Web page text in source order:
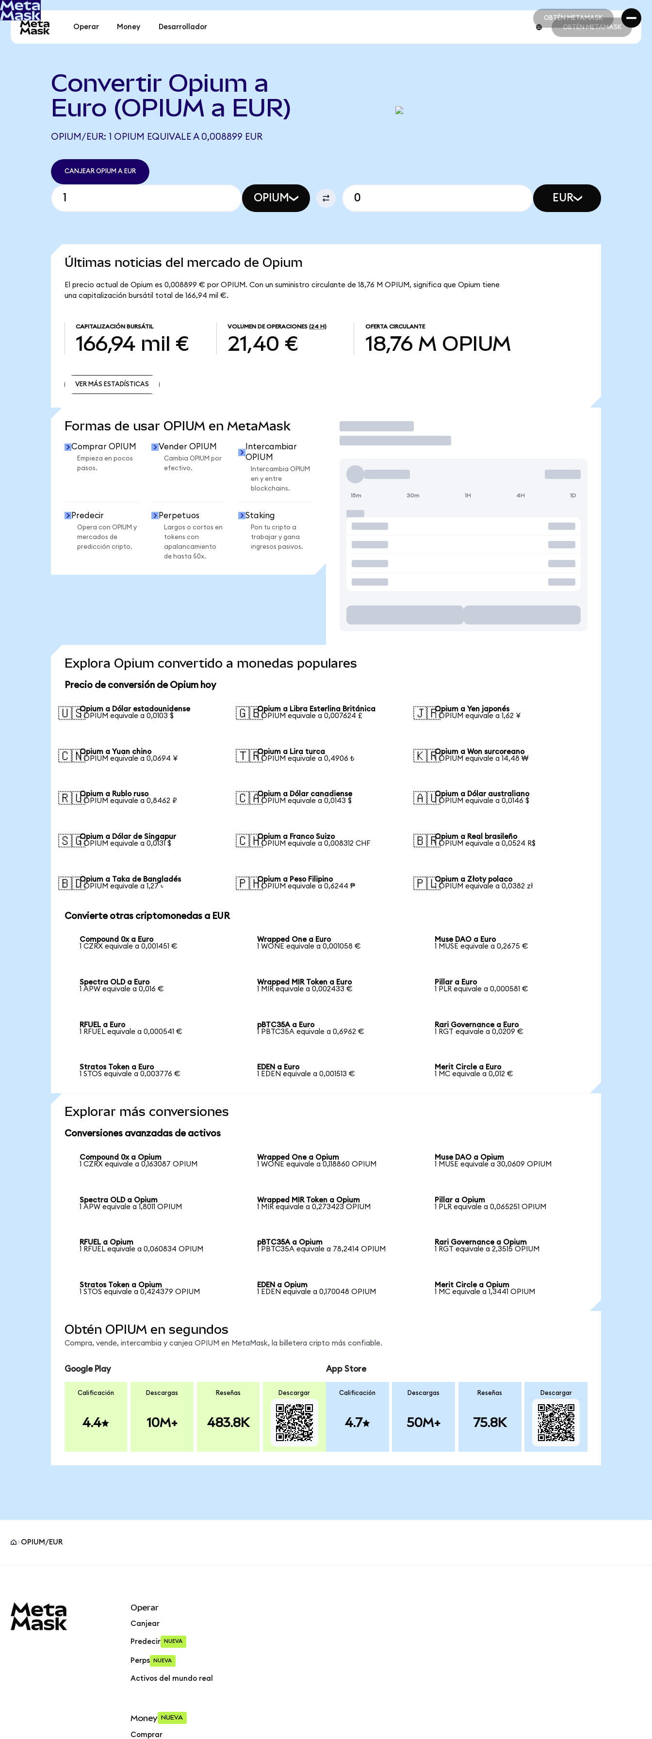
OBTÉN METAMASK
OBTÉN METAMASK
Operar Money Desarrollador OBTÉN METAMASK
Convertir Opium a
Euro (OPIUM a EUR)
OPIUM/EUR: 1 OPIUM EQUIVALE A 0,008899 EUR
CANJEAR OPIUM A EUR
OPIUM EUR
Últimas noticias del mercado de Opium
El precio actual de Opium es 0,008899 € por OPIUM. Con un suministro circulante de 18,76 M OPIUM, significa que Opium tiene
una capitalización bursátil total de 166,94 mil €.
CAPITALIZACIÓN BURSÁTIL
166,94 mil €
VOLUMEN DE OPERACIONES (24 H)
21,40 €
OFERTA CIRCULANTE
18,76 M OPIUM
VER MÁS ESTADÍSTICAS
Formas de usar OPIUM en MetaMask
Comprar OPIUM
Empieza en pocos
pasos.
Vender OPIUM
Cambia OPIUM por
efectivo.
Intercambiar
OPIUM
Intercambia OPIUM
en y entre
blockchains.
Predecir
Opera con OPIUM y
mercados de
predicción cripto.
Perpetuos
Largos o cortos en
tokens con
apalancamiento
de hasta 50x.
Staking
Pon tu cripto a
trabajar y gana
ingresos pasivos.
Operar
15m 30m 1H 4H 1D
Explora Opium convertido a monedas populares
Precio de conversión de Opium hoy
🇺🇸Opium a Dólar estadounidense
1 OPIUM equivale a 0,0103 $
🇬🇧Opium a Libra Esterlina Británica
1 OPIUM equivale a 0,007624 £
🇯🇵Opium a Yen japonés
1 OPIUM equivale a 1,62 ¥
🇨🇳Opium a Yuan chino
1 OPIUM equivale a 0,0694 ¥
🇹🇷Opium a Lira turca
1 OPIUM equivale a 0,4906 ₺
🇰🇷Opium a Won surcoreano
1 OPIUM equivale a 14,48 ₩
🇷🇺Opium a Rublo ruso
1 OPIUM equivale a 0,8462 ₽
🇨🇦Opium a Dólar canadiense
1 OPIUM equivale a 0,0143 $
🇦🇺Opium a Dólar australiano
1 OPIUM equivale a 0,0146 $
🇸🇬Opium a Dólar de Singapur
1 OPIUM equivale a 0,0131 $
🇨🇭Opium a Franco Suizo
1 OPIUM equivale a 0,008312 CHF
🇧🇷Opium a Real brasileño
1 OPIUM equivale a 0,0524 R$
🇧🇩Opium a Taka de Bangladés
1 OPIUM equivale a 1,27 ৳
🇵🇭Opium a Peso Filipino
1 OPIUM equivale a 0,6244 ₱
🇵🇱Opium a Złoty polaco
1 OPIUM equivale a 0,0382 zł
Convierte otras criptomonedas a EUR
Compound 0x a Euro
1 CZRX equivale a 0,001451 €
Wrapped One a Euro
1 WONE equivale a 0,001058 €
Muse DAO a Euro
1 MUSE equivale a 0,2675 €
Spectra OLD a Euro
1 APW equivale a 0,016 €
Wrapped MIR Token a Euro
1 MIR equivale a 0,002433 €
Pillar a Euro
1 PLR equivale a 0,000581 €
RFUEL a Euro
1 RFUEL equivale a 0,000541 €
pBTC35A a Euro
1 PBTC35A equivale a 0,6962 €
Rari Governance a Euro
1 RGT equivale a 0,0209 €
Stratos Token a Euro
1 STOS equivale a 0,003776 €
EDEN a Euro
1 EDEN equivale a 0,001513 €
Merit Circle a Euro
1 MC equivale a 0,012 €
Explorar más conversiones
Conversiones avanzadas de activos
Compound 0x a Opium
1 CZRX equivale a 0,163087 OPIUM
Wrapped One a Opium
1 WONE equivale a 0,118860 OPIUM
Muse DAO a Opium
1 MUSE equivale a 30,0609 OPIUM
Spectra OLD a Opium
1 APW equivale a 1,8011 OPIUM
Wrapped MIR Token a Opium
1 MIR equivale a 0,273423 OPIUM
Pillar a Opium
1 PLR equivale a 0,065251 OPIUM
RFUEL a Opium
1 RFUEL equivale a 0,060834 OPIUM
pBTC35A a Opium
1 PBTC35A equivale a 78,2414 OPIUM
Rari Governance a Opium
1 RGT equivale a 2,3515 OPIUM
Stratos Token a Opium
1 STOS equivale a 0,424379 OPIUM
EDEN a Opium
1 EDEN equivale a 0,170048 OPIUM
Merit Circle a Opium
1 MC equivale a 1,3441 OPIUM
Obtén OPIUM en segundos
Compra, vende, intercambia y canjea OPIUM en MetaMask, la billetera cripto más confiable.
Google Play
Calificación
4.4
Descargas
10M+
Reseñas
483.8K
Descargar
App Store
Calificación
4.7
Descargas
50M+
Reseñas
75.8K
Descargar
OPIUM/EUR
Operar
Canjear
Predecir NUEVA
Perps NUEVA
Activos del mundo real
Money NUEVA
Comprar